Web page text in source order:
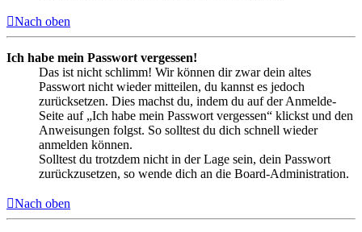
Nach oben
Ich habe mein Passwort vergessen!
Das ist nicht schlimm! Wir können dir zwar dein altes
Passwort nicht wieder mitteilen, du kannst es jedoch
zurücksetzen. Dies machst du, indem du auf der Anmelde-
Seite auf „Ich habe mein Passwort vergessen“ klickst und den
Anweisungen folgst. So solltest du dich schnell wieder
anmelden können.
Solltest du trotzdem nicht in der Lage sein, dein Passwort
zurückzusetzen, so wende dich an die Board-Administration.
Nach oben